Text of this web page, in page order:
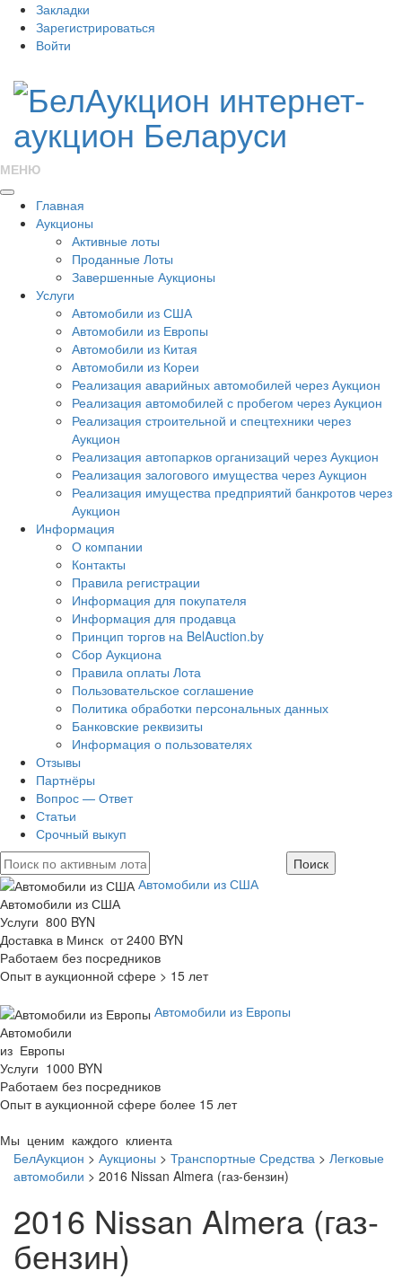
Закладки
Зарегистрироваться
Войти
МЕНЮ
Главная
Аукционы
Активные лоты
Проданные Лоты
Завершенные Аукционы
Услуги
Автомобили из США
Автомобили из Европы
Автомобили из Китая
Автомобили из Кореи
Реализация аварийных автомобилей через Аукцион
Реализация автомобилей с пробегом через Аукцион
Реализация строительной и спецтехники через
Аукцион
Реализация автопарков организаций через Аукцион
Реализация залогового имущества через Аукцион
Реализация имущества предприятий банкротов через
Аукцион
Информация
О компании
Контакты
Правила регистрации
Информация для покупателя
Информация для продавца
Принцип торгов на BelAuction.by
Сбор Аукциона
Правила оплаты Лота
Пользовательское соглашение
Политика обработки персональных данных
Банковские реквизиты
Информация о пользователях
Отзывы
Партнёры
Вопрос — Ответ
Статьи
Срочный выкуп
Автомобили из США
Автомобили из США
Услуги 800 BYN
Доставка в Минск от 2400 BYN
Работаем без посредников
Опыт в аукционной сфере > 15 лет
Автомобили из Европы
Автомобили
из Европы
Услуги 1000 BYN
Работаем без посредников
Опыт в аукционной сфере более 15 лет
Мы ценим каждого клиента
БелАукцион > Аукционы > Транспортные Средства > Легковые
автомобили > 2016 Nissan Almera (газ-бензин)
2016 Nissan Almera (газ-
бензин)